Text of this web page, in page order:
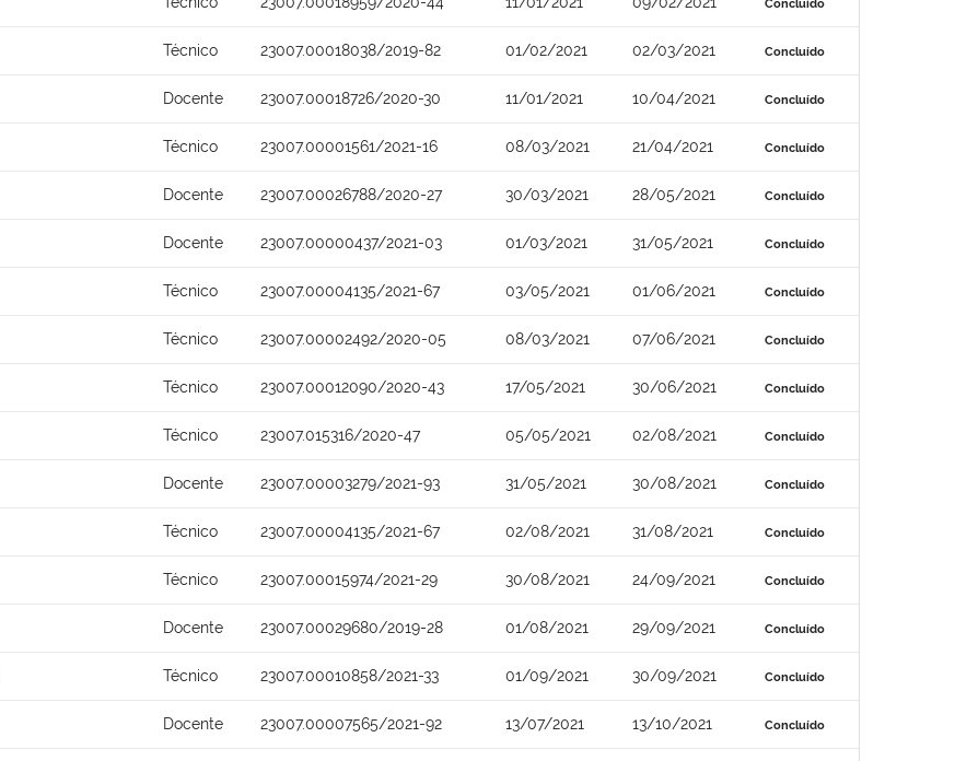
Concluído
Técnico 23007.00018038/2019-82 01/02/2021 02/03/2021 Concluído
Docente 23007.00018726/2020-30 11/01/2021 10/04/2021 Concluído
Técnico 23007.00001561/2021-16 08/03/2021 21/04/2021 Concluído
Docente 23007.00026788/2020-27 30/03/2021 28/05/2021 Concluído
Docente 23007.00000437/2021-03 01/03/2021 31/05/2021 Concluído
Técnico 23007.00004135/2021-67 03/05/2021 01/06/2021 Concluído
Técnico 23007.00002492/2020-05 08/03/2021 07/06/2021 Concluído
Técnico 23007.00012090/2020-43 17/05/2021 30/06/2021 Concluído
Técnico 23007.015316/2020-47 05/05/2021 02/08/2021 Concluído
Docente 23007.00003279/2021-93 31/05/2021 30/08/2021 Concluído
Técnico 23007.00004135/2021-67 02/08/2021 31/08/2021 Concluído
Técnico 23007.00015974/2021-29 30/08/2021 24/09/2021 Concluído
Docente 23007.00029680/2019-28 01/08/2021 29/09/2021 Concluído
Técnico 23007.00010858/2021-33 01/09/2021 30/09/2021 Concluído
Docente 23007.00007565/2021-92 13/07/2021 13/10/2021 Concluído